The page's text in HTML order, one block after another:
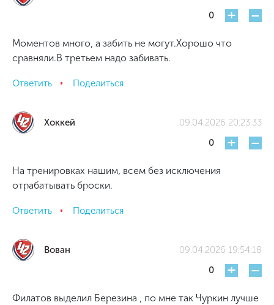
0
+ -
Моментов много, а забить не могут.Хорошо что
сравняли.В третьем надо забивать.
Ответить Поделиться
Хоккей
09.04.2026 20:23:33
0
+ -
На тренировках нашим, всем без исключения
отрабатывать броски.
Ответить Поделиться
Вован
09.04.2026 19:54:18
0
+ -
Филатов выделил Березина , по мне так Чуркин лучше